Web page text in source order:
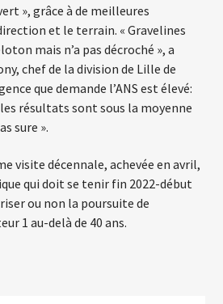
», grâce à de meilleures
et le terrain. « Gravelines
mais n’a pas décroché », a
chef de la division de Lille de
que demande l’ANS est élevé:
les résultats sont sous la moyenne
sure ».
visite décennale, achevée en avril,
qui doit se tenir fin 2022-début
ou non la poursuite de
1 au-delà de 40 ans.